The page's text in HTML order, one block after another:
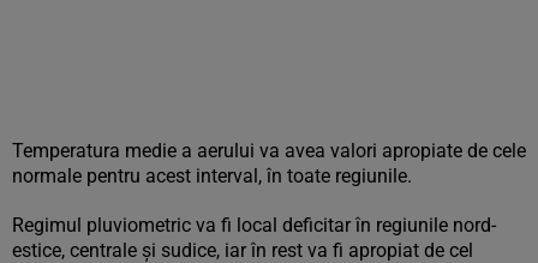
Temperatura medie a aerului va avea valori apropiate de cele
normale pentru acest interval, în toate regiunile.
Regimul pluviometric va fi local deficitar în regiunile nord-
estice, centrale și sudice, iar în rest va fi apropiat de cel